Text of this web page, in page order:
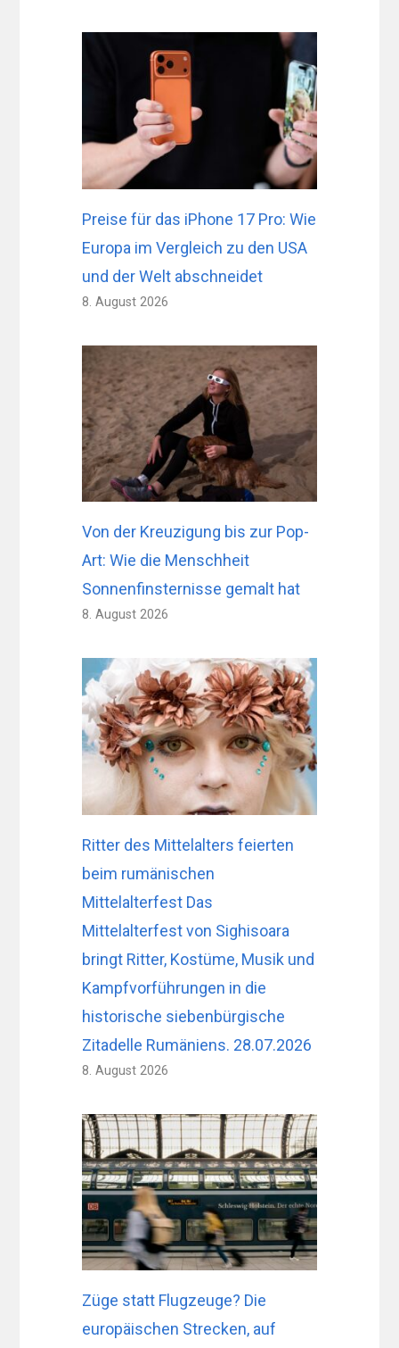
Preise für das iPhone 17 Pro: Wie
Europa im Vergleich zu den USA
und der Welt abschneidet
8. August 2026
Von der Kreuzigung bis zur Pop-
Art: Wie die Menschheit
Sonnenfinsternisse gemalt hat
8. August 2026
Ritter des Mittelalters feierten
beim rumänischen
Mittelalterfest Das
Mittelalterfest von Sighisoara
bringt Ritter, Kostüme, Musik und
Kampfvorführungen in die
historische siebenbürgische
Zitadelle Rumäniens. 28.07.2026
8. August 2026
Züge statt Flugzeuge? Die
europäischen Strecken, auf